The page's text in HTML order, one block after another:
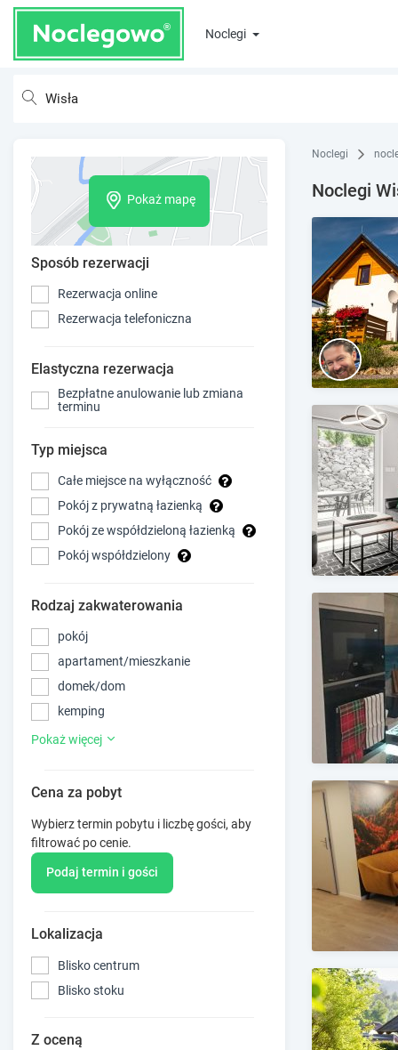
Noclegi
Pokaż mapę
Sposób rezerwacji
Rezerwacja online
Rezerwacja telefoniczna
Elastyczna rezerwacja
Bezpłatne anulowanie lub zmiana
terminu
Typ miejsca
Całe miejsce na wyłączność
Pokój z prywatną łazienką
Pokój ze współdzieloną łazienką
Pokój współdzielony
Rodzaj zakwaterowania
pokój
apartament/mieszkanie
domek/dom
kemping
Pokaż więcej
Cena za pobyt
Wybierz termin pobytu i liczbę gości, aby
filtrować po cenie.
Podaj termin i gości
Lokalizacja
Blisko centrum
Blisko stoku
Z oceną
Noclegi
Noclegi